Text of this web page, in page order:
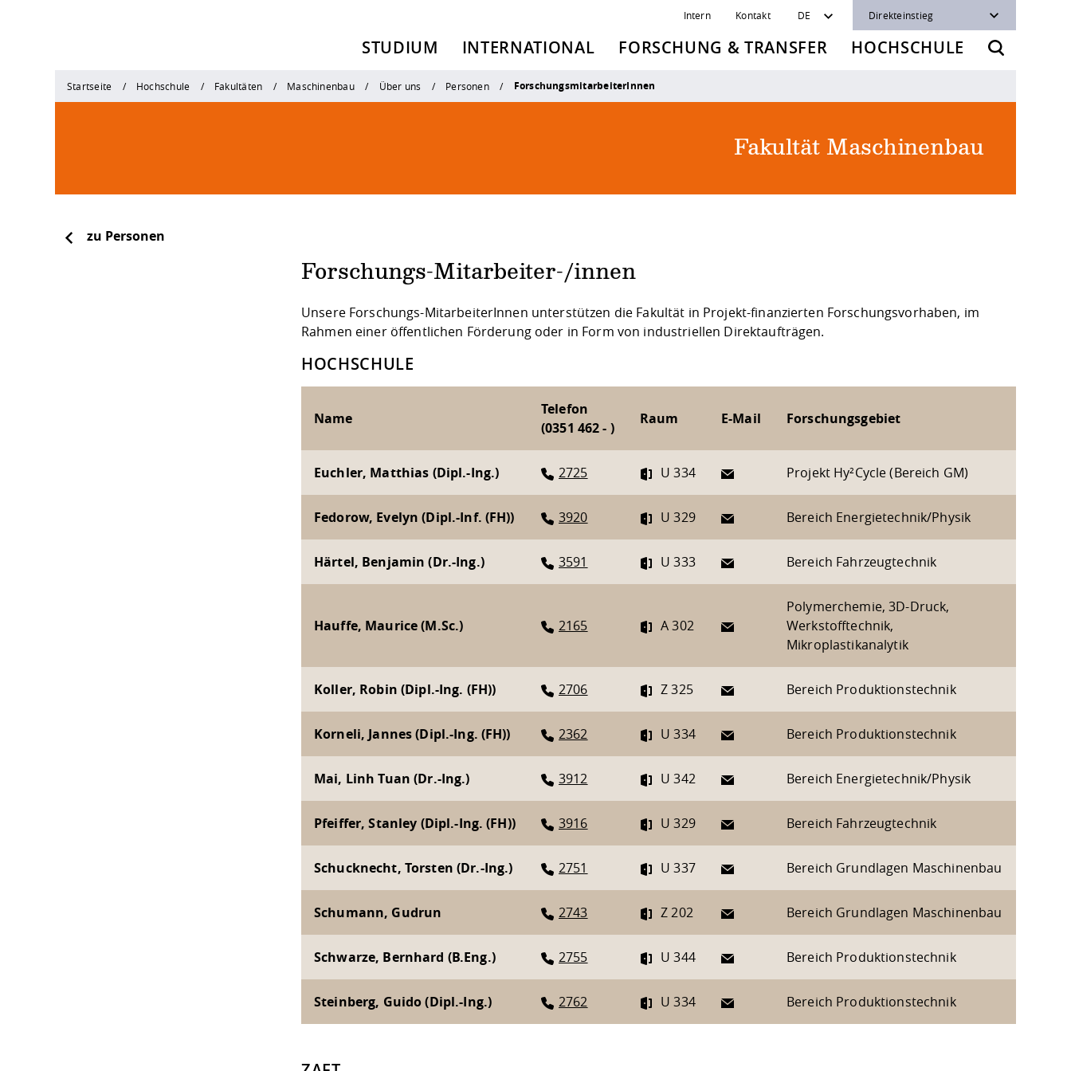
Intern Kontakt DE Direkteinstieg
STUDIUM INTERNATIONAL FORSCHUNG & TRANSFER HOCHSCHULE
Startseite Hochschule Fakultäten Maschinenbau Über uns Personen ForschungsmitarbeiterInnen
Fakultät Maschinenbau
zu Personen
Forschungs-Mitarbeiter-/innen
Unsere Forschungs-MitarbeiterInnen unterstützen die Fakultät in Projekt-finanzierten Forschungsvorhaben, im
Rahmen einer öffentlichen Förderung oder in Form von industriellen Direktaufträgen.
HOCHSCHULE
Name
Telefon
(0351 462 - )
Raum E-Mail Forschungsgebiet
Euchler, Matthias (Dipl.-Ing.) 2725 U 334 Projekt Hy²Cycle (Bereich GM)
Fedorow, Evelyn (Dipl.-Inf. (FH)) 3920 U 329 Bereich Energietechnik/Physik
Härtel, Benjamin (Dr.-Ing.) 3591 U 333 Bereich Fahrzeugtechnik
Hauffe, Maurice (M.Sc.) 2165 A 302
Polymerchemie, 3D-Druck,
Werkstofftechnik,
Mikroplastikanalytik
Koller, Robin (Dipl.-Ing. (FH)) 2706 Z 325 Bereich Produktionstechnik
Korneli, Jannes (Dipl.-Ing. (FH)) 2362 U 334 Bereich Produktionstechnik
Mai, Linh Tuan (Dr.-Ing.) 3912 U 342 Bereich Energietechnik/Physik
Pfeiffer, Stanley (Dipl.-Ing. (FH)) 3916 U 329 Bereich Fahrzeugtechnik
Schucknecht, Torsten (Dr.-Ing.) 2751 U 337 Bereich Grundlagen Maschinenbau
Schumann, Gudrun 2743 Z 202 Bereich Grundlagen Maschinenbau
Schwarze, Bernhard (B.Eng.) 2755 U 344 Bereich Produktionstechnik
Steinberg, Guido (Dipl.-Ing.) 2762 U 334 Bereich Produktionstechnik